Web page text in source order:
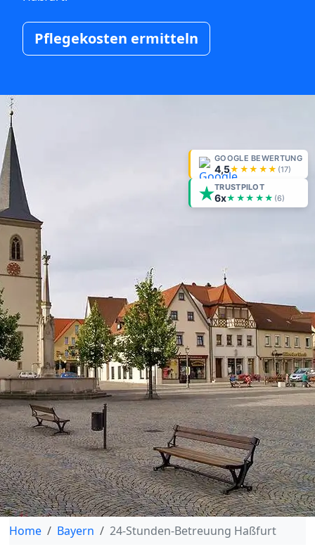
GOOGLE BEWERTUNG
4,5★★★★★ (17)
TRUSTPILOT
6x★★★★★ (6)
Pflegekosten ermitteln
Home Bayern 24-Stunden-Betreuung Haßfurt